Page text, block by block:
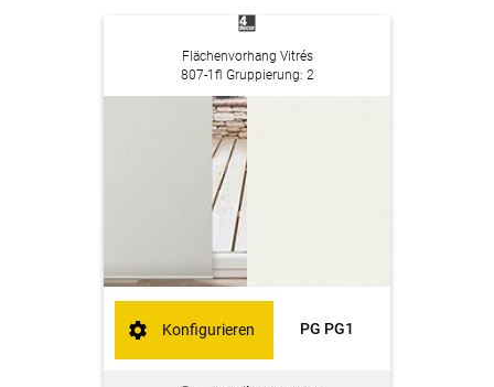
Flächenvorhang Vitrés
807-1fl Gruppierung: 2
PG PG1
Konfigurieren